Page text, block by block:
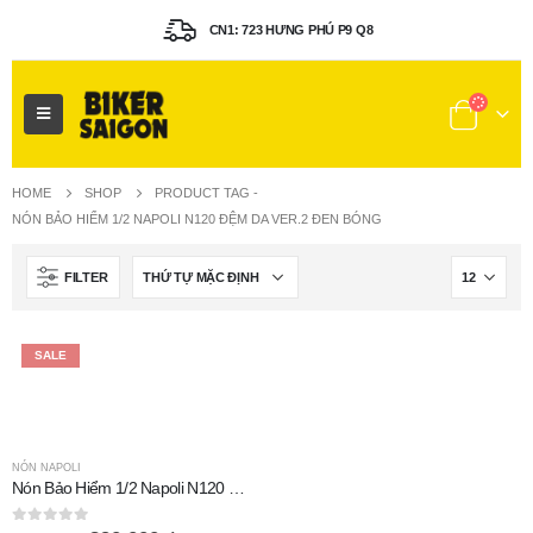
CN1: 723 HƯNG PHÚ P9 Q8
HOME SHOP
PRODUCT TAG -
NÓN BẢO HIỂM 1/2 NAPOLI N120 ĐỆM DA VER.2 ĐEN BÓNG
FILTER
SALE
NÓN NAPOLI